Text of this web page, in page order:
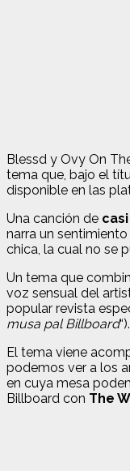
Blessd y Ovy On
tema que, bajo el
disponible en las
Una canción de
narra un
chica, la cual no se
Un tema que
voz sensual del
popular revista
musa pal Billboard“).
El tema viene
podemos ver a los
en cuya mesa
Billboard con The